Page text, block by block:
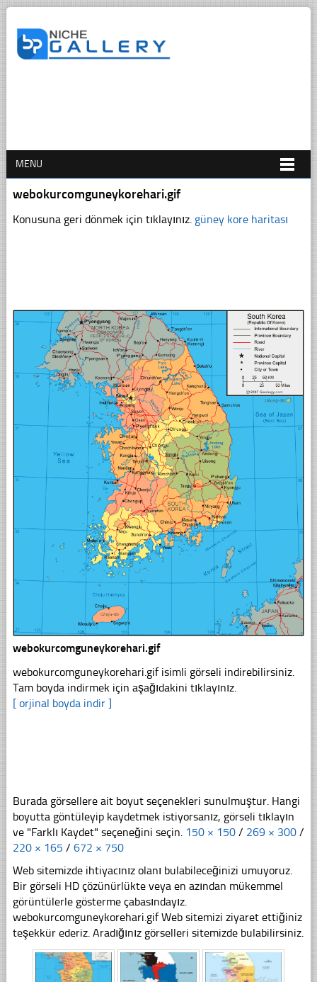
MENU
webokurcomguneykorehari.gif
Konusuna geri dönmek için tıklayınız. güney kore haritası
webokurcomguneykorehari.gif
webokurcomguneykorehari.gif isimli görseli indirebilirsiniz.
Tam boyda indirmek için aşağıdakini tıklayınız.
[ orjinal boyda indir ]
Burada görsellere ait boyut seçenekleri sunulmuştur. Hangi
boyutta göntüleyip kaydetmek istiyorsanız, görseli tıklayın
ve "Farklı Kaydet" seçeneğini seçin. 150 × 150 / 269 × 300 /
220 × 165 / 672 × 750
Web sitemizde ihtiyacınız olanı bulabileceğinizi umuyoruz.
Bir görseli HD çözünürlükte veya en azından mükemmel
görüntülerle gösterme çabasındayız.
webokurcomguneykorehari.gif Web sitemizi ziyaret ettiğiniz
teşekkür ederiz. Aradığınız görselleri sitemizde bulabilirsiniz.